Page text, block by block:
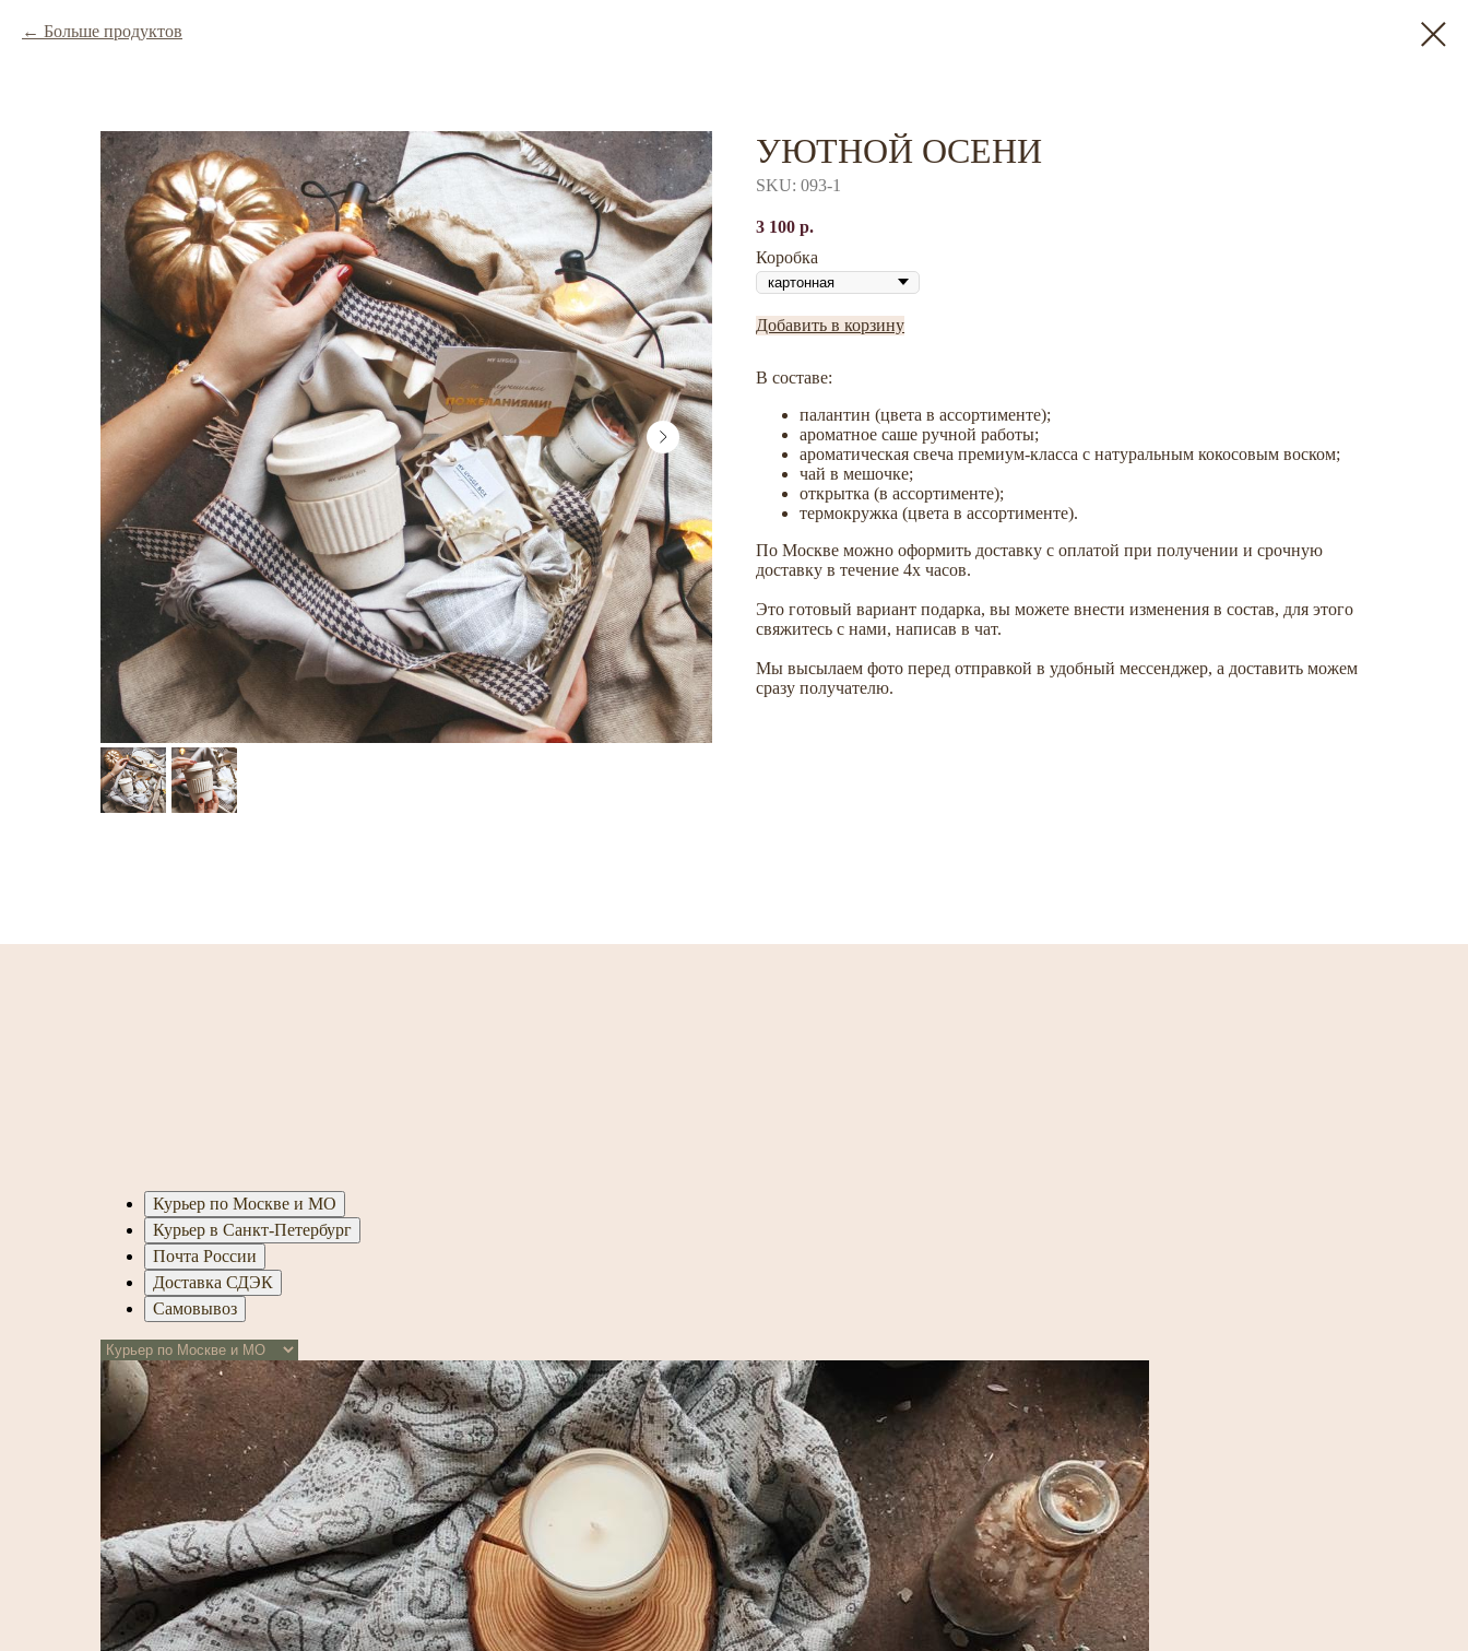
Больше продуктов
УЮТНОЙ ОСЕНИ
SKU: 093-1
3 100 р.
Коробка
Добавить в корзину
В составе:
палантин (цвета в ассортименте);
ароматное саше ручной работы;
ароматическая свеча премиум-класса с натуральным кокосовым воском;
чай в мешочке;
открытка (в ассортименте);
термокружка (цвета в ассортименте).
По Москве можно оформить доставку с оплатой при получении и срочную
доставку в течение 4х часов.
Это готовый вариант подарка, вы можете внести изменения в состав, для этого
свяжитесь с нами, написав в чат.
Мы высылаем фото перед отправкой в удобный мессенджер, а доставить можем
сразу получателю.
Курьер по Москве и МО
Курьер в Санкт-Петербург
Почта России
Доставка СДЭК
Самовывоз